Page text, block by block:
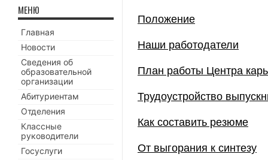
Положение
Наши работодатели
План работы Центра
Трудоустройство
Как составить резюме
От выгорания к синтезу
МЕНЮ
Главная
Новости
Сведения об
образовательной
организации
Абитуриентам
Отделения
Классные
руководители
Госуслуги